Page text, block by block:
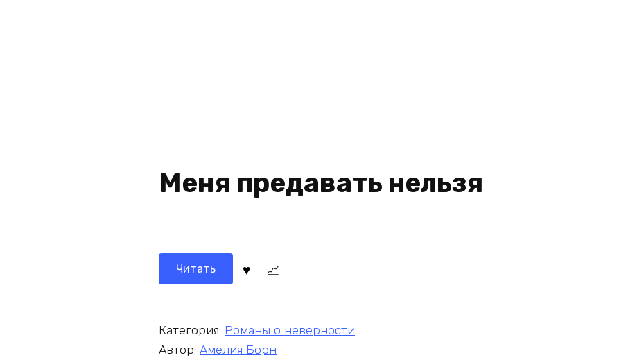
Меня предавать нельзя
Читать
Категория: Романы о неверности
Автор: Амелия Борн